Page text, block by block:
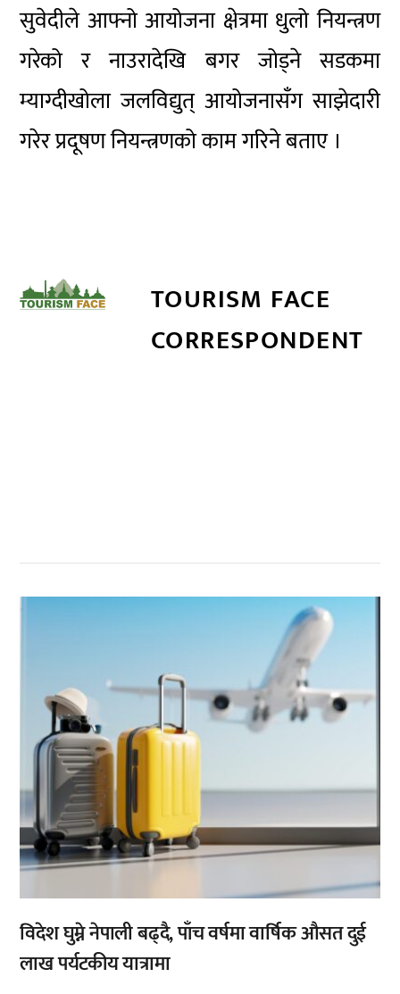
सुवेदीले आफ्नो आयोजना क्षेत्रमा धुलो नियन्त्रण
गरेको र नाउरादेखि बगर जोड्ने सडकमा
म्याग्दीखोला जलविद्युत् आयोजनासँग साझेदारी
गरेर प्रदूषण नियन्त्रणको काम गरिने बताए ।
TOURISM FACE
CORRESPONDENT
,
विदेश घुम्ने नेपाली बढ्दै, पाँच वर्षमा वार्षिक औसत दुई
लाख पर्यटकीय यात्रामा